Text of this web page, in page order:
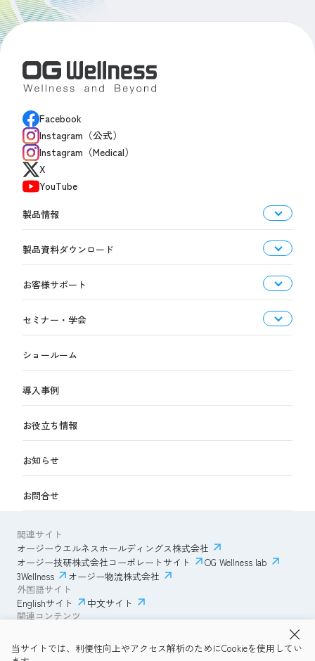
当サイトでは、利便性向上やアクセス解析のためにCookieを使用してい
Facebook
Instagram（公式）
Instagram（Medical）
X
YouTube
製品情報
製品資料ダウンロード
お客様サポート
セミナー・学会
ショールーム
導入事例
お役立ち情報
お知らせ
お問合せ
関連サイト
オージーウエルネスホールディングス株式会社
オージー技研株式会社コーポレートサイト
OG Wellness lab
3Wellness
オージー物流株式会社
外国語サイト
Englishサイト
中文サイト
関連コンテンツ